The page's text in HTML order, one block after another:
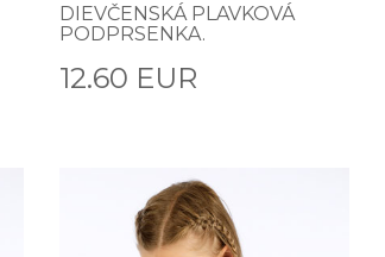
DIEVČENSKÁ PLAVKOVÁ
PODPRSENKA.
12.60 EUR